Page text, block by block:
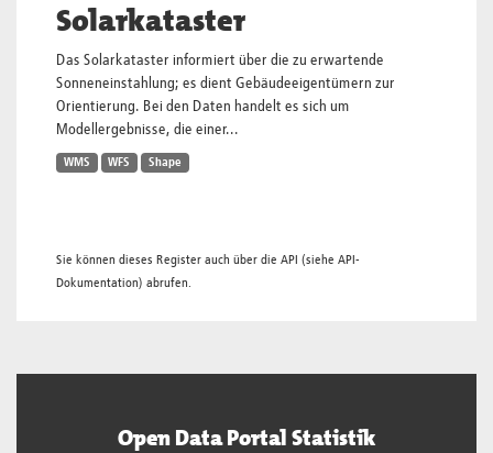
Solarkataster
Das Solarkataster informiert über die zu erwartende
Sonneneinstahlung; es dient Gebäudeeigentümern zur
Orientierung. Bei den Daten handelt es sich um
Modellergebnisse, die einer...
WMS WFS Shape
Sie können dieses Register auch über die API (siehe API-
Dokumentation) abrufen.
Open Data Portal Statistik